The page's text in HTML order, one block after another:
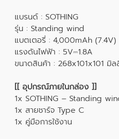
แบรนด์ : SOTHING
รุ่น : Standing wind
แบตเตอรี่ : 4,000mAh (7.4V)
แรงดันไฟฟ้า : 5V⎓1.8A
ขนาดสินค้า : 268x101x101 มิล
[[ อุปกรณ์ภายในกล่อง ]]
1x SOTHING – Standing
1x สายชาร์จ Type C
1x คู่มือการใช้งาน